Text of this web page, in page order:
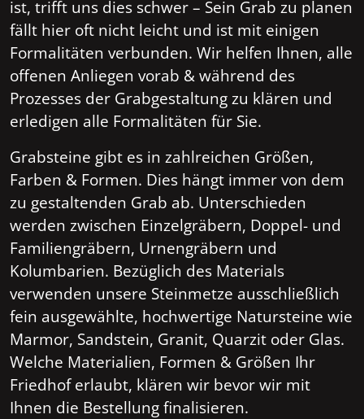
ist, trifft uns dies schwer – Sein Grab zu planen
fällt hier oft nicht leicht und ist mit einigen
Formalitäten verbunden. Wir helfen Ihnen, alle
offenen Anliegen vorab & während des
Prozesses der Grabgestaltung zu klären und
erledigen alle Formalitäten für Sie.
Grabsteine gibt es in zahlreichen Größen,
Farben & Formen. Dies hängt immer von dem
zu gestaltenden Grab ab. Unterschieden
werden zwischen Einzelgräbern, Doppel- und
Familiengräbern, Urnengräbern und
Kolumbarien. Bezüglich des Materials
verwenden unsere Steinmetze ausschließlich
fein ausgewählte, hochwertige Natursteine wie
Marmor, Sandstein, Granit, Quarzit oder Glas.
Welche Materialien, Formen & Größen Ihr
Friedhof erlaubt, klären wir bevor wir mit
Ihnen die Bestellung finalisieren.